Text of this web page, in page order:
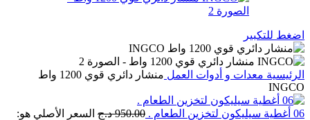
اضغط للتكبير
الرئيسية معدات و أدوات العمل
منشار دائري قوي 1200 واط
INGCO
06 أغطية سيليكون لتخزين الطعام . 950.00 د.ج السعر الأصلي هو: